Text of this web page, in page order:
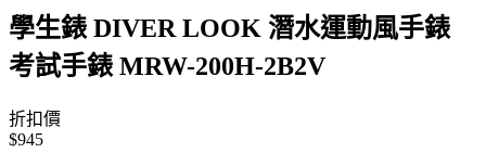
學生錶 DIVER LOOK 潛水運動風手錶
考試手錶 MRW-200H-2B2V
折扣價
$945